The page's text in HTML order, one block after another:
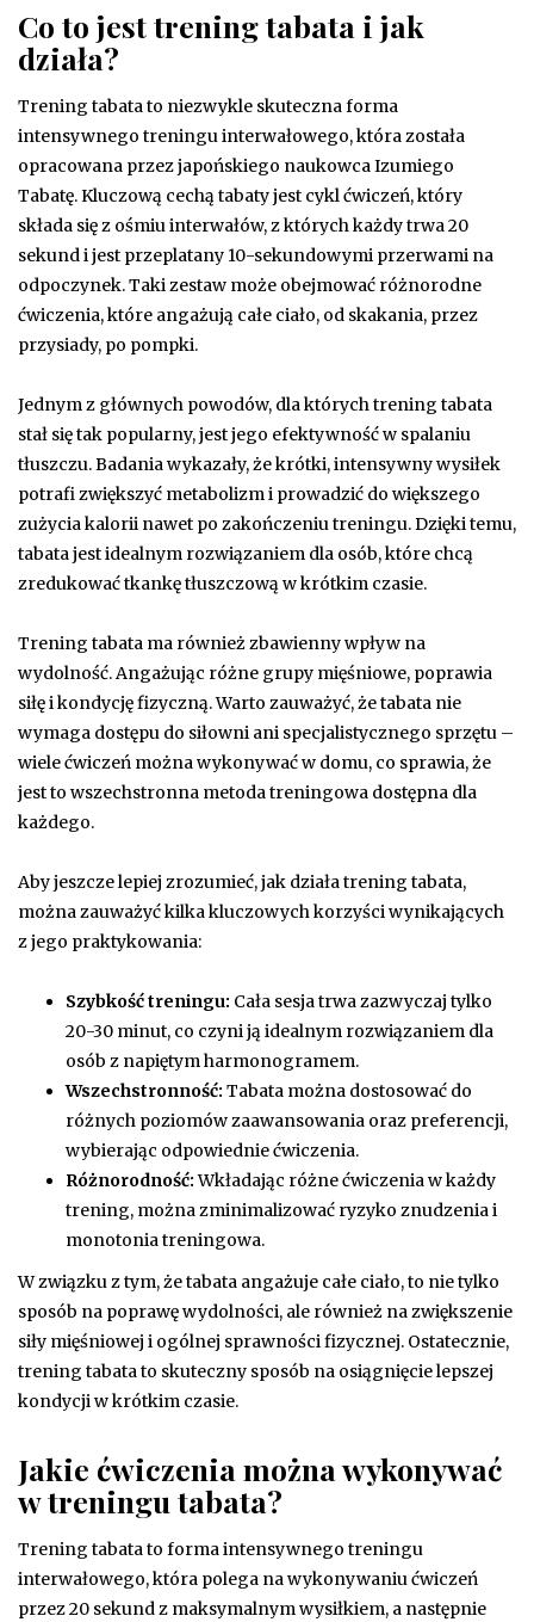
Co to jest trening tabata i jak
działa?
Trening tabata to niezwykle skuteczna forma
intensywnego treningu interwałowego, która została
opracowana przez japońskiego naukowca Izumiego
Tabatę. Kluczową cechą tabaty jest cykl ćwiczeń, który
składa się z ośmiu interwałów, z których każdy trwa 20
sekund i jest przeplatany 10-sekundowymi przerwami na
odpoczynek. Taki zestaw może obejmować różnorodne
ćwiczenia, które angażują całe ciało, od skakania, przez
przysiady, po pompki.
Jednym z głównych powodów, dla których trening tabata
stał się tak popularny, jest jego efektywność w spalaniu
tłuszczu. Badania wykazały, że krótki, intensywny wysiłek
potrafi zwiększyć metabolizm i prowadzić do większego
zużycia kalorii nawet po zakończeniu treningu. Dzięki temu,
tabata jest idealnym rozwiązaniem dla osób, które chcą
zredukować tkankę tłuszczową w krótkim czasie.
Trening tabata ma również zbawienny wpływ na
wydolność. Angażując różne grupy mięśniowe, poprawia
siłę i kondycję fizyczną. Warto zauważyć, że tabata nie
wymaga dostępu do siłowni ani specjalistycznego sprzętu –
wiele ćwiczeń można wykonywać w domu, co sprawia, że
jest to wszechstronna metoda treningowa dostępna dla
każdego.
Aby jeszcze lepiej zrozumieć, jak działa trening tabata,
można zauważyć kilka kluczowych korzyści wynikających
z jego praktykowania:
Szybkość treningu: Cała sesja trwa zazwyczaj tylko
20-30 minut, co czyni ją idealnym rozwiązaniem dla
osób z napiętym harmonogramem.
Wszechstronność: Tabata można dostosować do
różnych poziomów zaawansowania oraz preferencji,
wybierając odpowiednie ćwiczenia.
Różnorodność:Wkładając różne ćwiczenia w każdy
trening, można zminimalizować ryzyko znudzenia i
monotonia treningowa.
W związku z tym, że tabata angażuje całe ciało, to nie tylko
sposób na poprawę wydolności, ale również na zwiększenie
siły mięśniowej i ogólnej sprawności fizycznej. Ostatecznie,
trening tabata to skuteczny sposób na osiągnięcie lepszej
kondycji w krótkim czasie.
Jakie ćwiczenia można wykonywać
w treningu tabata?
Trening tabata to forma intensywnego treningu
interwałowego, która polega na wykonywaniu ćwiczeń
przez 20 sekund z maksymalnym wysiłkiem, a następnie